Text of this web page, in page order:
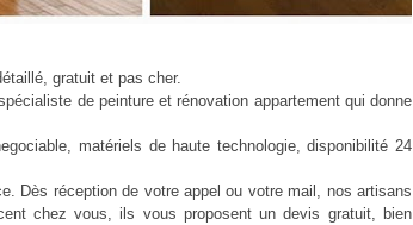
gratuit et pas cher.
de peinture et rénovation appartement qui donne
matériels de haute technologie, disponibilité 24
Dès réception de votre appel ou votre mail, nos artisans
chez vous, ils vous proposent un devis gratuit, bien